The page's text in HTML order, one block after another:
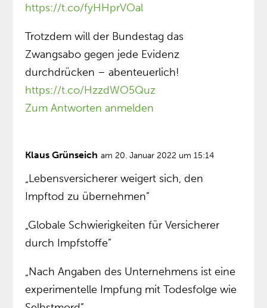
https://t.co/fyHHprVOal
Trotzdem will der Bundestag das
Zwangsabo gegen jede Evidenz
durchdrücken – abenteuerlich!
https://t.co/HzzdWO5Quz
Zum Antworten anmelden
Klaus Grünseich am 20. Januar 2022 um 15:14
„Lebensversicherer weigert sich, den
Impftod zu übernehmen”
„Globale Schwierigkeiten für Versicherer
durch Impfstoffe”
„Nach Angaben des Unternehmens ist eine
experimentelle Impfung mit Todesfolge wie